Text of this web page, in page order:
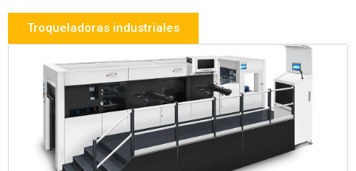
Troqueladoras industriales